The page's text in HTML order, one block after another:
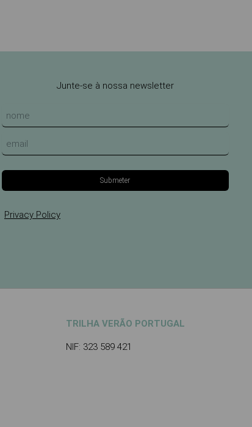
Junte-se à nossa newsletter
Submeter
Privacy Policy
TRILHA VERÃO PORTUGAL
NIF: 323 589 421